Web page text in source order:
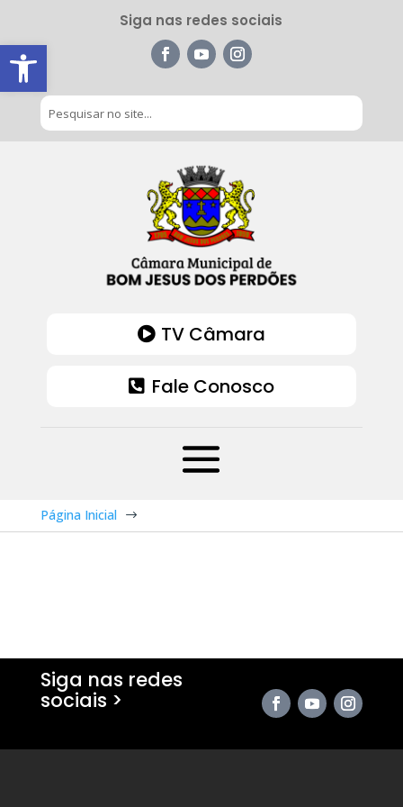
Barra de Ferramentas Aberta
Siga nas redes sociais
TV Câmara
Fale Conosco
Página Inicial $
Siga nas redes
sociais >